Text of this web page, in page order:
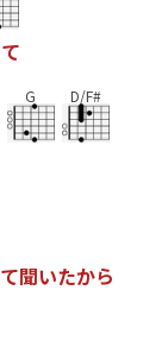
て
G D/F#
て聞いたから